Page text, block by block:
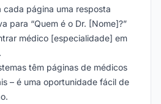
cada página uma resposta
para “Quem é o Dr. [Nome]?”
médico [especialidade] em
têm páginas de médicos
– é uma oportunidade fácil de